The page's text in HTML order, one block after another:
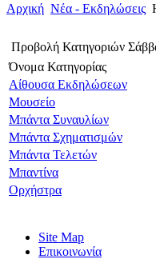
Αρχική Νέα - Εκδηλώσεις
Προβολή Κατηγοριών
Όνομα Κατηγορίας
Αίθουσα Εκδηλώσεων
Μουσείο
Μπάντα Συναυλίων
Μπάντα Σχηματισμών
Μπάντα Τελετών
Μπαντίνα
Ορχήστρα
Site Map
Επικοινωνία